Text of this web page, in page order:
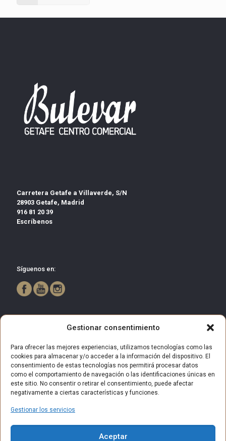
Gestionar consentimiento
Para ofrecer las mejores experiencias, utilizamos tecnologías como las
cookies para almacenar y/o acceder a la información del dispositivo. El
consentimiento de estas tecnologías nos permitirá procesar datos
como el comportamiento de navegación o las identificaciones únicas en
este sitio. No consentir o retirar el consentimiento, puede afectar
negativamente a ciertas características y funciones.
Gestionar los servicios
Aceptar
Carretera Getafe a Villaverde, S/N
28903 Getafe, Madrid
916 81 20 39
Escríbenos
Síguenos en:
© 2025 Centro Comercial Bulevar Getafe. Todos los derechos